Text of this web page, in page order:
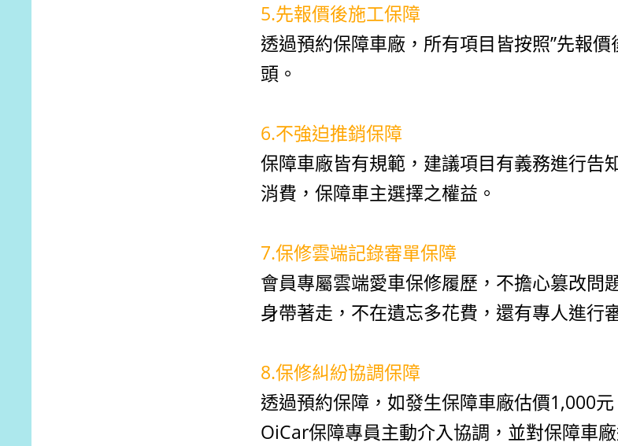
5.先報價後施工保障
透過預約保障車廠，所有項目皆按照”先報
頭。
6.不強迫推銷保障
保障車廠皆有規範，建議項目有義務進行告
消費，保障車主選擇之權益。
7.保修雲端記錄審單保障
會員專屬雲端愛車保修履歷，不擔心篡改問
身帶著走，不在遺忘多花費，還有專人進行
8.保修糾紛協調保障
透過預約保障，如發生保障車廠估價1,000
OiCar保障專員主動介入協調，並對保障車